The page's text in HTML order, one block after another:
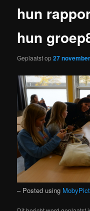
hun
hun
Geplaatst op27
– Posted using